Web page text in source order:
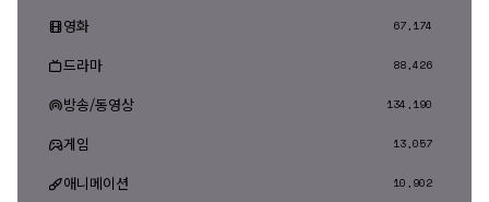
영화 67,174
드라마 88,426
방송/동영상 134,190
게임 13,057
애니메이션 10,902